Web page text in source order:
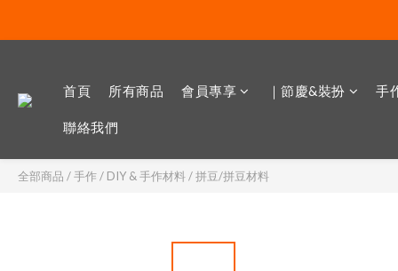
首頁 所有商品 會員專享 ｜節慶&裝扮 手
聯絡我們
全部商品 /手作 / DIY & 手作材料/拼豆/拼豆材料